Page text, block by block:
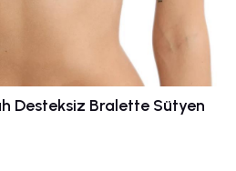
Desteksiz Bralette Sütyen